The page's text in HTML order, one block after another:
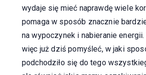
wydaje się mieć naprawdę wiele
pomaga w sposób znacznie
na wypoczynek i nabieranie energii.
więc już dziś pomyśleć, w jaki
podchodziło się do tego